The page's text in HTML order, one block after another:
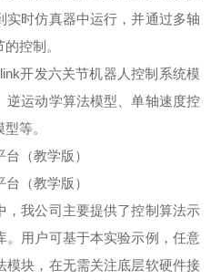
实时仿真器中运行，并通过多轴
控制。
开发六关节机器人控制系统模
逆运动学算法模型、单轴速度控
等。
，我公司主要提供了控制算法示
。用户可基于本实验示例，任意
模块，在无需关注底层软硬件接